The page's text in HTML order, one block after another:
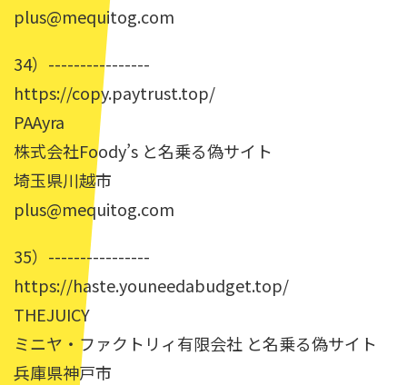
plus@mequitog.com
34）----------------
https://copy.paytrust.top/
PAAyra
株式会社Foody’s と名乗る偽サイト
埼玉県川越市
plus@mequitog.com
35）----------------
https://haste.youneedabudget.top/
THEJUICY
ミニヤ・ファクトリィ有限会社 と名乗る偽サイト
兵庫県神戸市